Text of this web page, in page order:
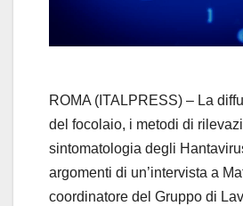
l
y
V
i
ROMA (ITALPRESS) – La
del focolaio, i metodi di
sintomatologia degli
argomenti di un’intervista a
coordinatore del Gruppo di